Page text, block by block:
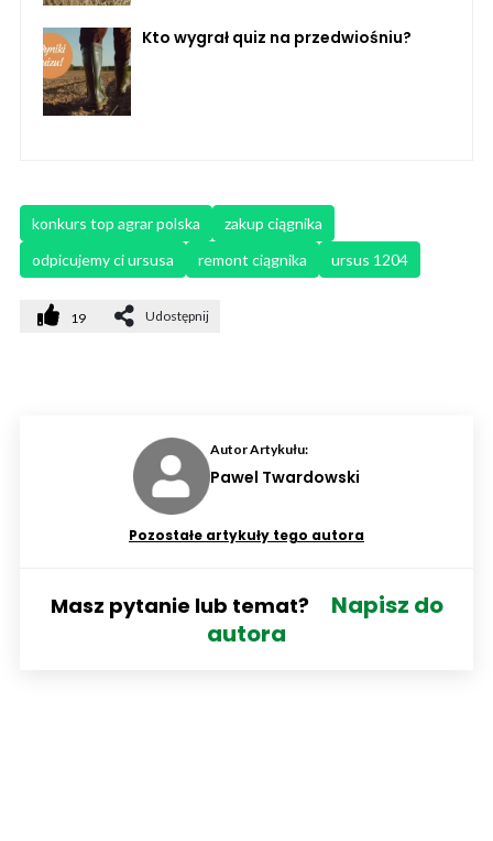
Kto wygrał quiz na przedwiośniu?
konkurs top agrar polska
zakup ciągnika
odpicujemy ci ursusa
remont ciągnika ursus 1204
19 Udostępnij
Autor Artykułu:
Pawel Twardowski
Pozostałe artykuły tego autora
Masz pytanie lub temat?
Napisz do
autora